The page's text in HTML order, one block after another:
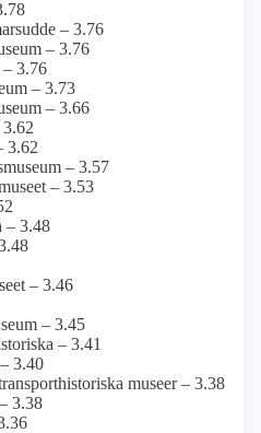
– 3.76
– 3.76
3.76
– 3.73
– 3.66
3.62
– 3.57
– 3.53
– 3.48
– 3.46
– 3.45
– 3.41
3.40
museer – 3.38
3.38